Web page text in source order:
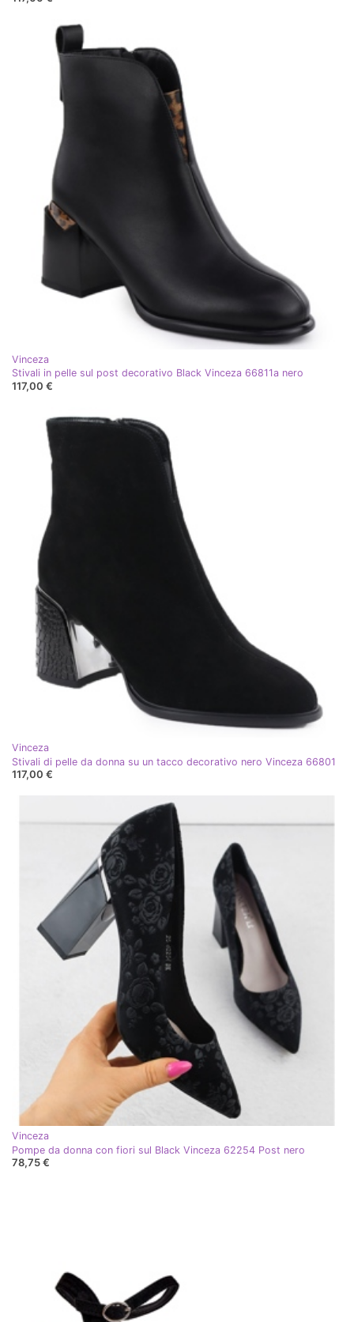
Vinceza
Stivali in pelle sul post decorativo Black Vinceza 66811a nero
117,00 €
Vinceza
Stivali di pelle da donna su un tacco decorativo nero Vinceza 66801
117,00 €
Vinceza
Pompe da donna con fiori sul Black Vinceza 62254 Post nero
78,75 €